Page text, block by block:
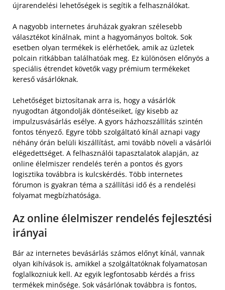
újrarendelési lehetőségek is segítik a felhasználókat.
A nagyobb internetes áruházak gyakran szélesebb
választékot kínálnak, mint a hagyományos boltok. Sok
esetben olyan termékek is elérhetőek, amik az üzletek
polcain ritkábban találhatóak meg. Ez különösen előnyös a
speciális étrendet követők vagy prémium termékeket
kereső vásárlóknak.
Lehetőséget biztosítanak arra is, hogy a vásárlók
nyugodtan átgondolják döntéseiket, így kisebb az
impulzusvásárlás esélye. A gyors házhozszállítás szintén
fontos tényező. Egyre több szolgáltató kínál aznapi vagy
néhány órán belüli kiszállítást, ami tovább növeli a vásárlói
elégedettséget. A felhasználói tapasztalatok alapján, az
online élelmiszer rendelés terén a pontos és gyors
logisztika továbbra is kulcskérdés. Több internetes
fórumon is gyakran téma a szállítási idő és a rendelési
folyamat megbízhatósága.
Az online élelmiszer rendelés fejlesztési
irányai
Bár az internetes bevásárlás számos előnyt kínál, vannak
olyan kihívások is, amikkel a szolgáltatóknak folyamatosan
foglalkozniuk kell. Az egyik legfontosabb kérdés a friss
termékek minősége. Sok vásárlónak továbbra is fontos,